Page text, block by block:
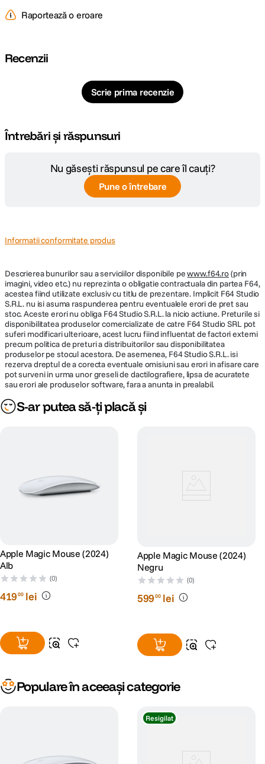
Raportează o eroare
Recenzii
Scrie prima recenzie
Întrebări și răspunsuri
Nu găsești răspunsul pe care îl cauți?
Pune o întrebare
Informatii conformitate produs
Descrierea bunurilor sau a serviciilor disponibile pewww.f64.ro(prin
imagini, video etc.) nu reprezinta o obligatie contractuala din partea F64,
acestea fiind utilizate exclusiv cu titlu de prezentare. Implicit F64 Studio
S.R.L. nu isi asuma raspunderea pentru eventualele erori de pret sau
stoc. Aceste erori nu obliga F64 Studio S.R.L. la nicio actiune. Preturile si
disponibilitatea produselor comercializate de catre F64 Studio SRL pot
suferi modificari ulterioare, acest lucru fiind influentat de factori externi
precum politica de preturi a distribuitorilor sau disponibilitatea
produselor pe stocul acestora. De asemenea, F64 Studio S.R.L. isi
rezerva dreptul de a corecta eventuale omisiuni sau erori in afisare care
pot surveni in urma unor greseli de dactilografiere, lipsa de acuratete
sau erori ale produselor software, fara a anunta in prealabil.
S-ar putea să-ți placă și
Apple Magic Mouse (2024)
Alb
(0)
41900 lei
Apple Magic Mouse (2024)
Negru
(0)
59900 lei
Populare în aceeași categorie
Resigilat